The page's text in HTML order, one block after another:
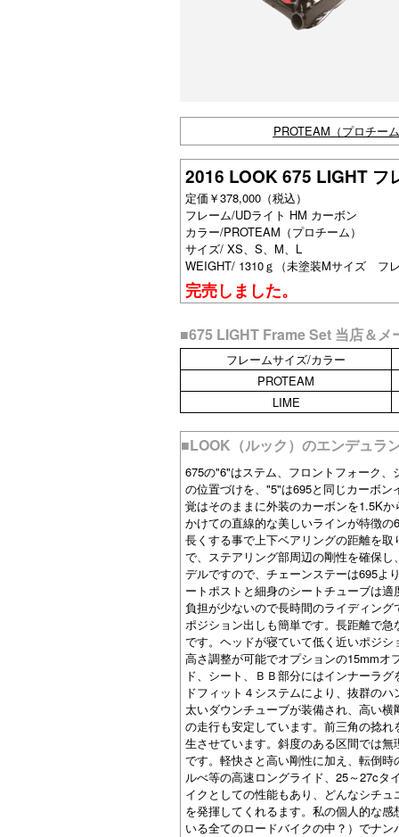
PROTEAM（プロチー
2016 LOOK 675 LIGHT フ
定価￥378,000（税込）
フレーム/UDライト HM カーボン
カラー/PROTEAM（プロチーム）
サイズ/ XS、S、M、L
WEIGHT/ 1310ｇ（未塗装Mサイズ フ
完売しました。
■675 LIGHT Frame Set 当店＆
フレームサイズ/カラー
PROTEAM
LIME
■LOOK（ルック）のエンデュラ
675の"6"はステム、フロントフォーク
の位置づけを、"5"は695と同じカーボ
覚はそのままに外装のカーボンを1.5K
かけての直線的な美しいラインが特徴
長くする事で上下ベアリングの距離を
で、ステアリング部周辺の剛性を確保
デルですので、チェーンステーは695
ートポストと細身のシートチューブは
負担が少ないので長時間のライディン
ポジション出しも簡単です。長距離で
です。ヘッドが寝ていて低く近いポジ
高さ調整が可能でオプションの15mmオ
ド、シート、ＢＢ部分にはインナーラ
ドフィット４システムにより、抜群の
太いダウンチューブが装備され、高い
の走行も安定しています。前三角の捻
生させています。斜度のある区間では
です。軽快さと高い剛性に加え、転倒
ルべ等の高速ロングライド、25～27cタ
イクとしての性能もあり、どんなシチ
を発揮してくれるます。私の個人的な
いる全てのロードバイクの中？）でナ